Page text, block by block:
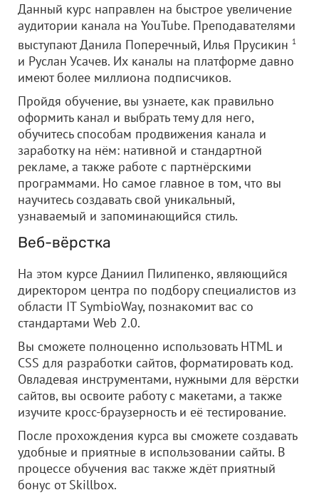
Данный курс направлен на быстрое увеличение
аудитории канала на YouTube. Преподавателями
выступают Данила Поперечный, Илья Прусикин 1
и Руслан Усачев. Их каналы на платформе давно
имеют более миллиона подписчиков.
Пройдя обучение, вы узнаете, как правильно
оформить канал и выбрать тему для него,
обучитесь способам продвижения канала и
заработку на нём: нативной и стандартной
рекламе, а также работе с партнёрскими
программами. Но самое главное в том, что вы
научитесь создавать свой уникальный,
узнаваемый и запоминающийся стиль.
Веб-вёрстка
На этом курсе Даниил Пилипенко, являющийся
директором центра по подбору специалистов из
области IT SymbioWay, познакомит вас со
стандартами Web 2.0.
Вы сможете полноценно использовать HTML и
CSS для разработки сайтов, форматировать код.
Овладевая инструментами, нужными для вёрстки
сайтов, вы освоите работу с макетами, а также
изучите кросс-браузерность и её тестирование.
После прохождения курса вы сможете создавать
удобные и приятные в использовании сайты. В
процессе обучения вас также ждёт приятный
бонус от Skillbox.